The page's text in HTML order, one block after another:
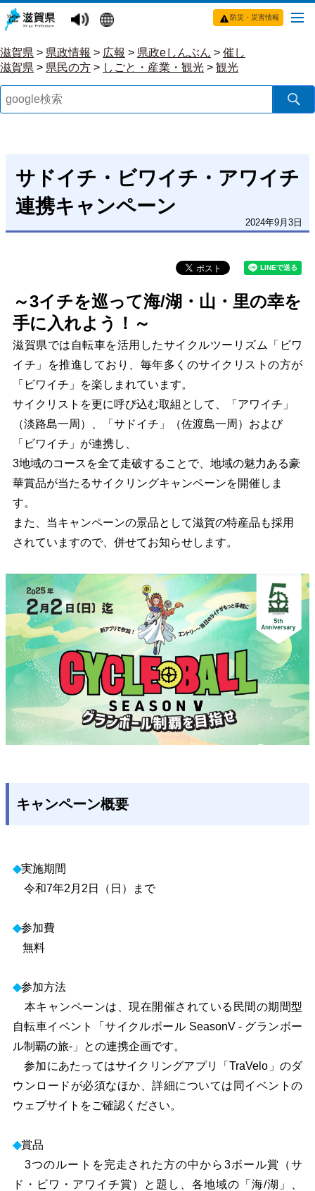
防災・災害情報
滋賀県 > 県政情報 > 広報 > 県政eしんぶん > 催し
滋賀県 > 県民の方 > しごと・産業・観光 > 観光
サドイチ・ビワイチ・アワイチ
連携キャンペーン
2024年9月3日
～3イチを巡って海/湖・山・里の幸を
手に入れよう！～
滋賀県では自転車を活用したサイクルツーリズム「ビワ
イチ」を推進しており、毎年多くのサイクリストの方が
「ビワイチ」を楽しまれています。
サイクリストを更に呼び込む取組として、「アワイチ」
（淡路島一周）、「サドイチ」（佐渡島一周）および
「ビワイチ」が連携し、
3地域のコースを全て走破することで、地域の魅力ある豪
華賞品が当たるサイクリングキャンペーンを開催しま
す。
また、当キャンペーンの景品として滋賀の特産品も採用
されていますので、併せてお知らせします。
キャンペーン概要
◆実施期間
令和7年2月2日（日）まで
◆参加費
無料
◆参加方法
本キャンペーンは、現在開催されている民間の期間型
自転車イベント「サイクルボール SeasonV - グランボー
ル制覇の旅-」との連携企画です。
参加にあたってはサイクリングアプリ「TraVelo」のダ
ウンロードが必須なほか、詳細については同イベントの
ウェブサイトをご確認ください。
◆賞品
3つのルートを完走された方の中から3ボール賞（サ
ド・ビワ・アワイチ賞）と題し、各地域の「海/湖」、